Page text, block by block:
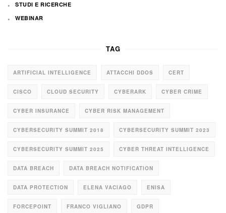
STUDI E RICERCHE
WEBINAR
TAG
ARTIFICIAL INTELLIGENCE ATTACCHI DDOS CERT
CISCO CLOUD SECURITY CYBERARK CYBER CRIME
CYBER INSURANCE CYBER RISK MANAGEMENT
CYBERSECURITY SUMMIT 2018 CYBERSECURITY SUMMIT 2023
CYBERSECURITY SUMMIT 2025 CYBER THREAT INTELLIGENCE
DATA BREACH DATA BREACH NOTIFICATION
DATA PROTECTION ELENA VACIAGO ENISA
FORCEPOINT FRANCO VIGLIANO GDPR